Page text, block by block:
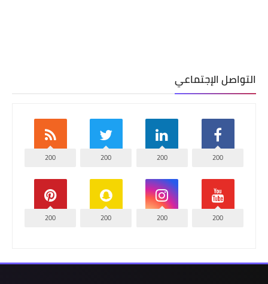
التواصل الإجتماعي
200
200
200
200
200
200
200
200